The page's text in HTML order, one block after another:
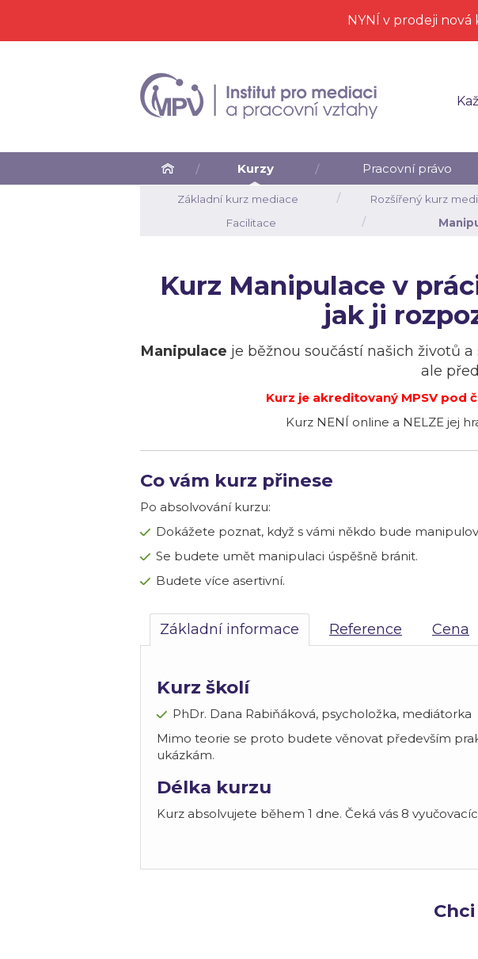
NYNÍ v prodeji nová
Kurzy
Základní kurz mediace Rozšířený kurz
Facilitace
Pracovní právo
Kurz Manipulace v
jak ji
Manipulace je běžnou součástí našich životů
ale
Kurz je akreditovaný MPSV pod
Kurz NENÍ online a NELZE jej
Co vám kurz přinese
Po absolvování kurzu:
Dokážete poznat, když s vámi někdo bude
Se budete umět manipulaci úspěšně bránit.
Budete více asertivní.
Základní informace Reference Cena
Kurz školí
PhDr. Dana Rabiňáková, psycholožka, mediátorka
Mimo teorie se proto budete věnovat především
ukázkám.
Délka kurzu
Kurz absolvujete během 1 dne. Čeká vás 8